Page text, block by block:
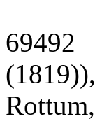
69492
(1819)),
Rottum,